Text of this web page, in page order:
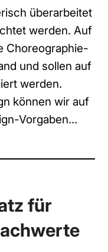
überarbeitet
werden. Auf
Choreographie-
und sollen auf
werden.
können wir auf
Vorgaben…
für